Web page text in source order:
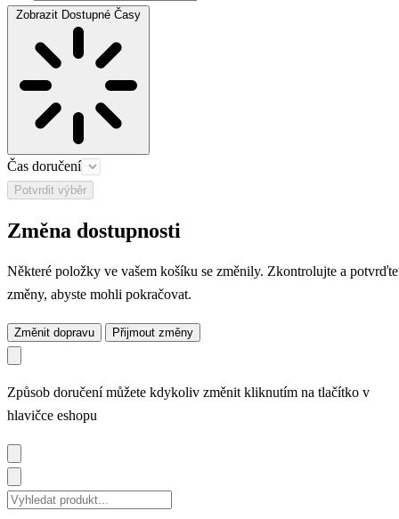
Zobrazit Dostupné Časy
Čas doručení
Potvrdit výběr
Změna dostupnosti
Některé položky ve vašem košíku se změnily. Zkontrolujte a potvrďte
změny, abyste mohli pokračovat.
Změnit dopravu Přijmout změny
Způsob doručení můžete kdykoliv změnit kliknutím na tlačítko v
hlavičce eshopu